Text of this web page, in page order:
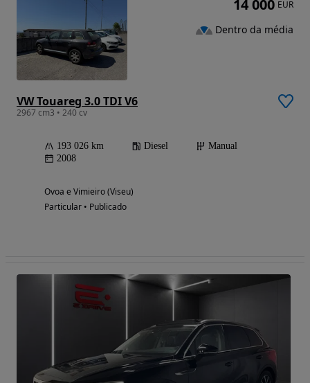
VW Touareg 3.0 TDI V6
2967 cm3 • 240 cv
193 026 km Diesel
Manual
2008
Ovoa e Vimieiro (Viseu)
Particular • Publicado
14 000 EUR
Dentro da média